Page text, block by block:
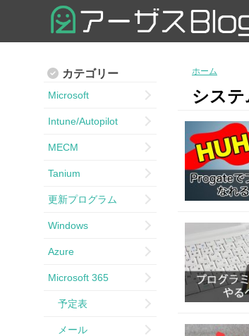
ホーム
シス
カテゴリー
Microsoft
Intune/Autopilot
MECM
Tanium
更新プログラム
Windows
Azure
Microsoft 365
予定表
メール